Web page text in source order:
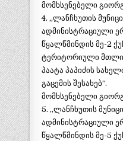
მომხსენებელი
4. „ლანჩხუთის
ადმინისტრაციული
წყალწმინდის მე-2
ტერიტორიული
პაატა პაპიძის
გაცემის შესახებ“.
მომხსენებელი
5. „ლანჩხუთის
ადმინისტრაციული
წყალწმინდის მე-5